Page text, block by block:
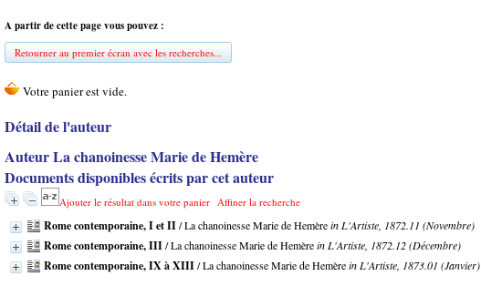
A partir de cette page vous pouvez :
Retourner au premier écran avec les recherches...
Détail de l'auteur
Auteur La chanoinesse Marie de Hemère
Documents disponibles écrits par cet auteur
Ajouter le résultat dans votre panier Affiner la recherche
Rome contemporaine, I et II/ La chanoinesse Marie de Hemèrein L'Artiste, 1872.11 (Novembre)
Rome contemporaine, III/ La chanoinesse Marie de Hemèrein L'Artiste, 1872.12 (Décembre)
Rome contemporaine, IX à XIII/ La chanoinesse Marie de Hemèrein L'Artiste, 1873.01 (Janvier)